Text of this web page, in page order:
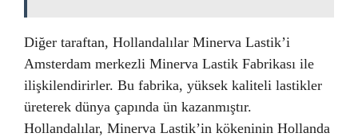
Diğer taraftan, Hollandalılar Minerva Lastik’i
Amsterdam merkezli Minerva Lastik Fabrikası ile
ilişkilendirirler. Bu fabrika, yüksek kaliteli lastikler
üreterek dünya çapında ün kazanmıştır.
Hollandalılar, Minerva Lastik’in kökeninin Hollanda